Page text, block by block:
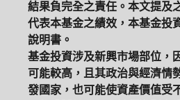
結果負完全之責任。本文提及
代表本基金之績效，本基金投
說明書。
基金投資涉及新興市場部位，
可能較高，且其政治與經濟情
發國家，也可能使資產價值受